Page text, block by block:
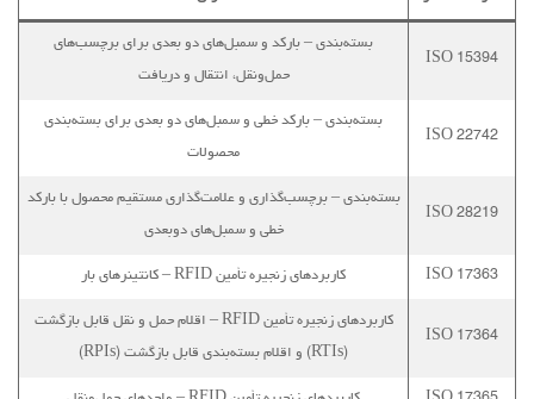
ISO 15394
بسته‌بندی – بارکد و سمبل‌های دو بعدی برای برچسب‌های
حمل‌ونقل، انتقال و دریافت
ISO 22742
بسته‌بندی – بارکد خطی و سمبل‌های دو بعدی برای بسته‌بندی
محصولات
ISO 28219
بسته‌بندی – برچسب‌گذاری و علامت‌گذاری مستقیم محصول با بارکد
خطی و سمبل‌های دوبعدی
ISO 17363 کاربردهای زنجیره تأمین RFID – کانتینرهای بار
ISO 17364
کاربردهای زنجیره تأمین RFID – اقلام حمل و نقل قابل بازگشت
(RTIs) و اقلام بسته‌بندی قابل بازگشت (RPIs)